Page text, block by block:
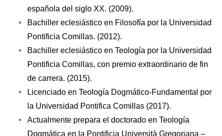
española del siglo XX. (2009).
Bachiller eclesiástico en Filosofía por la Universidad
Pontificia Comillas. (2012).
Bachiller eclesiástico en Teología por la Universidad
Pontificia Comillas, con premio extraordinario de fin
de carrera. (2015).
Licenciado en Teología Dogmático-Fundamental por
la Universidad Pontifica Comillas (2017).
Actualmente prepara el doctorado en Teología
Dogmática en la Pontificia Università Gregoriana –